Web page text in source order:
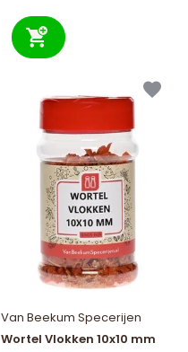
Van Beekum Specerijen
Wortel Vlokken 10x10 mm